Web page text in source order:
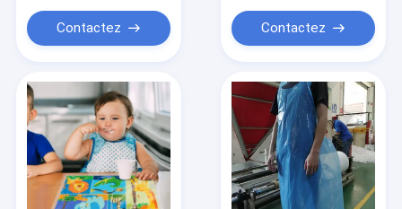
Produits
Au sujet de nous
Visite d'usine
de LDPEContactez Contactez